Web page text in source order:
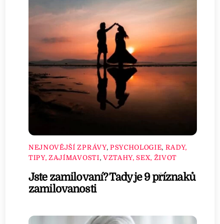
NEJNOVĚJŠÍ ZPRÁVY, PSYCHOLOGIE, RADY,
TIPY, ZAJÍMAVOSTI, VZTAHY, SEX, ŽIVOT
Jste zamilovaní? Tady je 9 příznaků
zamilovanosti